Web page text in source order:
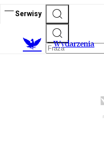
Serwisy
Wydarzenia